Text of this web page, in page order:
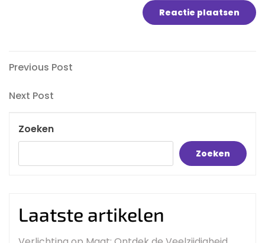
Bericht
navigatie
Previous
Previous Post
Next
Next Post
Zoeken
Zoeken
Laatste artikelen